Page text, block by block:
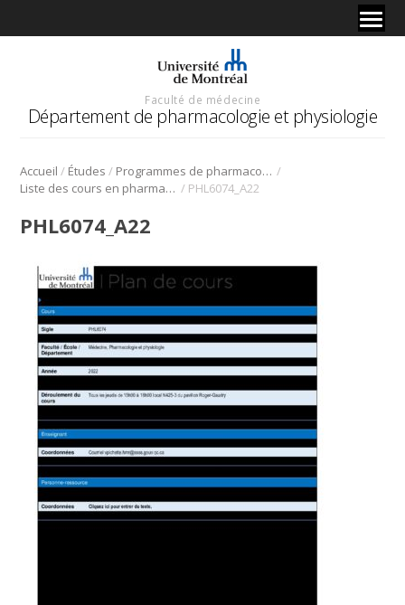
Faculté de médecine
Département de pharmacologie et physiologie
Accueil / Études / Programmes de pharmacologie /
Liste des cours en pharmacologie / PHL6074_A22
PHL6074_A22